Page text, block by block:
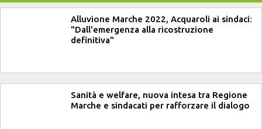
Alluvione Marche 2022, Acquaroli ai sindaci:
"Dall'emergenza alla ricostruzione
definitiva"
Sanità e welfare, nuova intesa tra Regione
Marche e sindacati per rafforzare il dialogo